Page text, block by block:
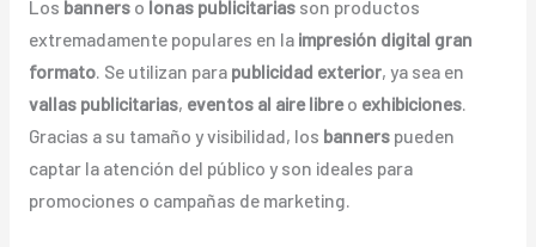
Los bannerso lonas publicitariasson productos
extremadamente populares en la impresión digital gran
formato. Se utilizan para publicidad exterior, ya sea en
vallas publicitarias, eventos al aire libreo exhibiciones.
Gracias a su tamaño y visibilidad, los bannerspueden
captar la atención del público y son ideales para
promociones o campañas de marketing.